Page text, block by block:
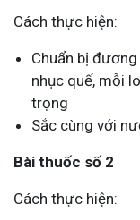
Cách thực hiện:
Chuẩn bị
nhục quế, mỗi
trọng
Sắc cùng với
Bài thuốc số 2
Cách thực hiện: